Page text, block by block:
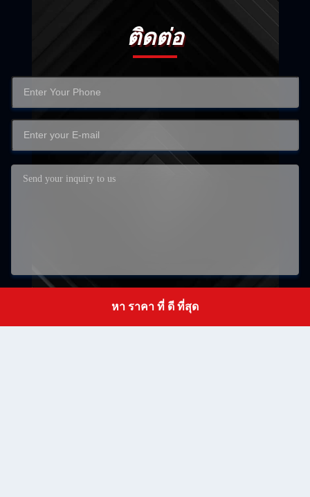
หา ราคา ที่ ดี ที่สุด
ติดต่อ
เสนอ Get a Quote